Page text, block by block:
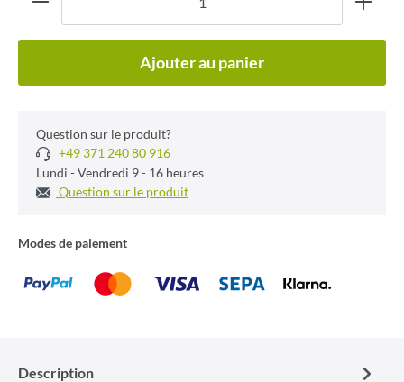
Ajouter au panier
Question sur le produit?
+49 371 240 80 916
Lundi - Vendredi 9 - 16 heures
Question sur le produit
Modes de paiement
Description